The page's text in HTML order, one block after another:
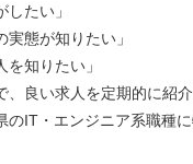
したい」
実態が知りたい」
を知りたい」
、良い求人を定期的に紹介
のIT・エンジニア系職種